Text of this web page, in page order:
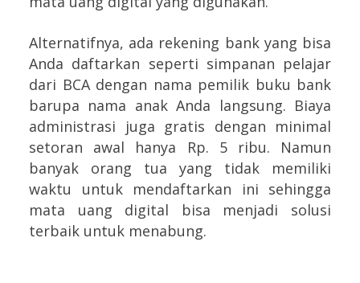
Alternatifnya, ada rekening bank yang bisa
Anda daftarkan seperti simpanan pelajar
dari BCA dengan nama pemilik buku bank
barupa nama anak Anda langsung. Biaya
administrasi juga gratis dengan minimal
setoran awal hanya Rp. 5 ribu. Namun
banyak orang tua yang tidak memiliki
waktu untuk mendaftarkan ini sehingga
mata uang digital bisa menjadi solusi
terbaik untuk menabung.